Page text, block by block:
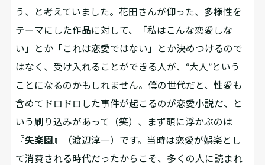
う、と考えていました。花田さんが仰った、多様性を
テーマにした作品に対して、「私はこんな恋愛しな
い」とか「これは恋愛ではない」とか決めつけるので
はなく、受け入れることができる人が、“大人”という
ことになるのかもしれません。僕の世代だと、性愛も
含めてドロドロした事件が起こるのが恋愛小説だ、と
いう刷り込みがあって（笑）、まず頭に浮かぶのは
『失楽園』
（渡辺淳一）です。当時は恋愛が娯楽とし
て消費される時代だったからこそ、多くの人に読まれ